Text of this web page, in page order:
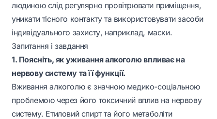
людиною слід регулярно провітрювати приміщення,
уникати тісного контакту та використовувати засоби
індивідуального захисту, наприклад, маски.
Запитання і завдання
1. Поясніть, як уживання алкоголю впливає на
нервову систему та її функції.
Вживання алкоголю є значною медико-соціальною
проблемою через його токсичний вплив на нервову
систему. Етиловий спирт та його метаболіти